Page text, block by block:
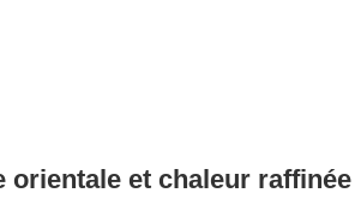
orientale et chaleur raffinée